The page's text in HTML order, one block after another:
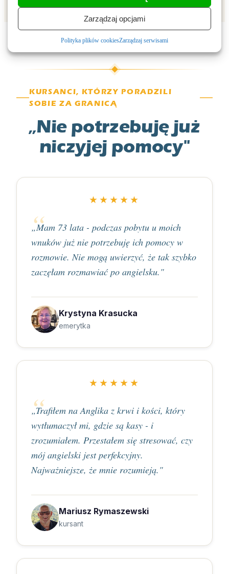
Zarządzaj opcjami
Polityka plików cookiesZarządzaj serwisami
KURSANCI, KTÓRZY PORADZILI
SOBIE ZA GRANICĄ
„Nie potrzebuję już
niczyjej pomocy"
★★★★★
„Mam 73 lata - podczas pobytu u moich
wnuków już nie potrzebuję ich pomocy w
rozmowie. Nie mogą uwierzyć, że tak szybko
zaczęłam rozmawiać po angielsku."
Krystyna Krasucka
emerytka
★★★★★
„Trafiłem na Anglika z krwi i kości, który
wytłumaczył mi, gdzie są kasy - i
zrozumiałem. Przestałem się stresować, czy
mój angielski jest perfekcyjny.
Najważniejsze, że mnie rozumieją."
Mariusz Rymaszewski
kursant